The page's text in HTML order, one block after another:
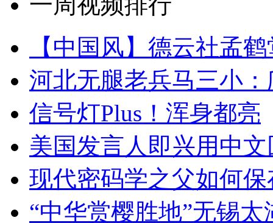
【中国风】德云社孟
河北无腿老兵马三小
信号灯Plus！浑身都亮
美国发言人即兴用中
现代密码学之父如何
“中华赏樱胜地”无锡